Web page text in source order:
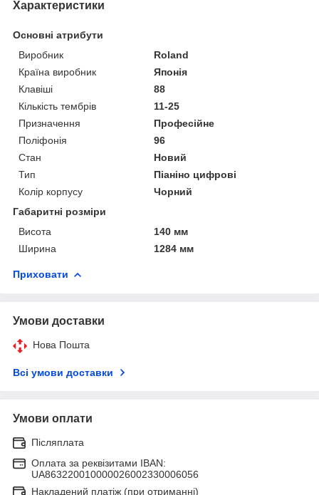
Характеристики
Основні атрибути
Виробник
Roland
Країна виробник
Японія
Клавіші
88
Кількість тембрів
11-25
Призначення
Професійне
Поліфонія
96
Стан
Новий
Тип
Піаніно цифрові
Колір корпусу
Чорний
Габаритні розміри
Висота
140 мм
Ширина
1284 мм
Приховати
Умови доставки
Нова Пошта
Всі умови доставки
Умови оплати
Післяплата
Оплата за реквізитами IBAN:
UA863220010000026002330006056
Накладений платіж (при отриманні)